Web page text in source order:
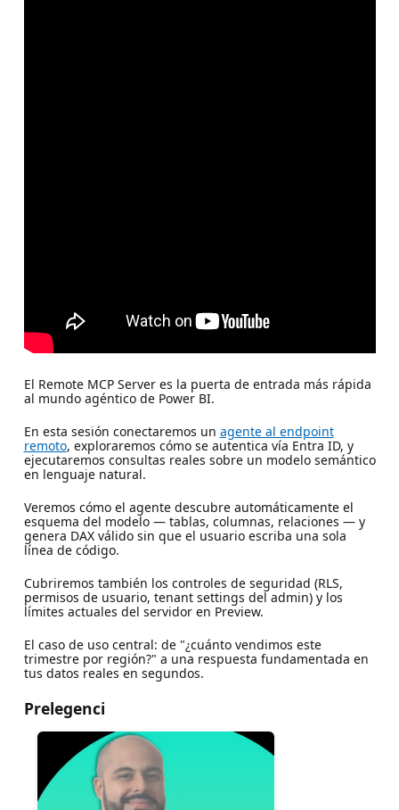
El Remote MCP Server es la puerta de entrada más rápida
al mundo agéntico de Power BI.
En esta sesión conectaremos un agente al endpoint
remoto, exploraremos cómo se autentica vía Entra ID, y
ejecutaremos consultas reales sobre un modelo semántico
en lenguaje natural.
Veremos cómo el agente descubre automáticamente el
esquema del modelo — tablas, columnas, relaciones — y
genera DAX válido sin que el usuario escriba una sola
línea de código.
Cubriremos también los controles de seguridad (RLS,
permisos de usuario, tenant settings del admin) y los
límites actuales del servidor en Preview.
El caso de uso central: de "¿cuánto vendimos este
trimestre por región?" a una respuesta fundamentada en
tus datos reales en segundos.
Prelegenci